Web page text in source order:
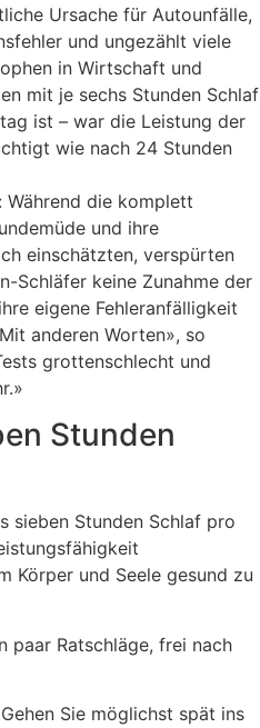
Ursache für Autounfälle,
und ungezählt viele
in Wirtschaft und
mit je sechs Stunden Schlaf
ist – war die Leistung der
wie nach 24 Stunden
Während die komplett
und ihre
einschätzten, verspürten
Schläfer keine Zunahme der
eigene Fehleranfälligkeit
anderen Worten», so
grottenschlecht und
Stunden
sieben Stunden Schlaf pro
Körper und Seele gesund zu
paar Ratschläge, frei nach
Sie möglichst spät ins